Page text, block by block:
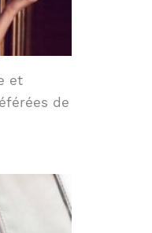
et
de